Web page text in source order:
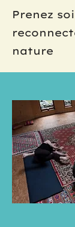
Prenez
nature